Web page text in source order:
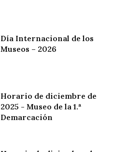
Día Internacional de los
Museos – 2026
Horario de diciembre de
2025 - Museo de la 1.ª
Demarcación